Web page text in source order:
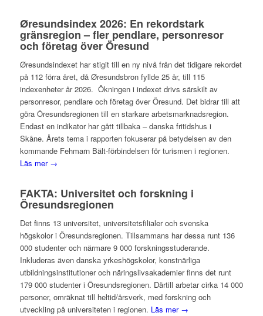
Øresundsindex 2026: En rekordstark
gränsregion – fler pendlare, personresor
och företag över Öresund
Øresundsindexet har stigit till en ny nivå från det tidigare rekordet
på 112 förra året, då Øresundsbron fyllde 25 år, till 115
indexenheter år 2026. Ökningen i indexet drivs särskilt av
personresor, pendlare och företag över Öresund. Det bidrar till att
göra Öresundsregionen till en starkare arbetsmarknadsregion.
Endast en indikator har gått tillbaka – danska fritidshus i
Skåne. Årets tema i rapporten fokuserar på betydelsen av den
kommande Fehmarn Bält-förbindelsen för turismen i regionen.
Läs mer →
FAKTA: Universitet och forskning i
Öresundsregionen
Det finns 13 universitet, universitetsfilialer och svenska
högskolor i Öresundsregionen. Tillsammans har dessa runt 136
000 studenter och närmare 9 000 forskningsstuderande.
Inkluderas även danska yrkeshögskolor, konstnärliga
utbildningsinstitutioner och näringslivsakademier finns det runt
179 000 studenter i Öresundsregionen. Därtill arbetar cirka 14 000
personer, omräknat till heltid/årsverk, med forskning och
utveckling på universiteten i regionen. Läs mer →